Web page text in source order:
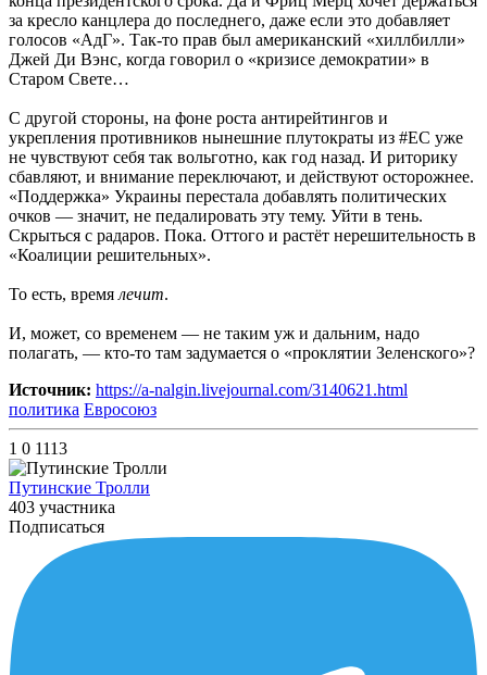
за кресло канцлера до последнего, даже если это добавляет
голосов «АдГ». Так-то прав был американский «хиллбилли»
Джей Ди Вэнс, когда говорил о «кризисе демократии» в
Старом Свете…
С другой стороны, на фоне роста антирейтингов и
укрепления противников нынешние плутократы из #ЕС уже
не чувствуют себя так вольготно, как год назад. И риторику
сбавляют, и внимание переключают, и действуют осторожнее.
«Поддержка» Украины перестала добавлять политических
очков — значит, не педалировать эту тему. Уйти в тень.
Скрыться с радаров. Пока. Оттого и растёт нерешительность в
«Коалиции решительных».
То есть, время лечит.
И, может, со временем — не таким уж и дальним, надо
полагать, — кто-то там задумается о «проклятии Зеленского»?
Источник: https://a-nalgin.livejournal.com/3140621.html
политика Евросоюз
1 0 1113
Путинcкие Тролли
403 участника
Подписаться